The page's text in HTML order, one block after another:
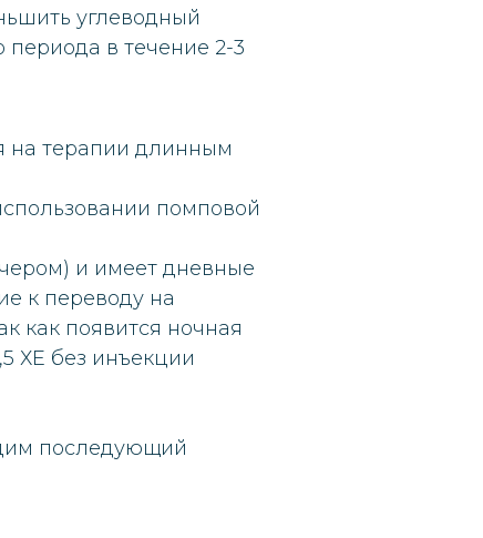
углеводный
в течение 2-3
на терапии длинным
помповой
и имеет дневные
к переводу на
как появится ночная
ХЕ без инъекции
последующий